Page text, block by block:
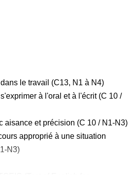
le travail (C13, N1 à N4)
à l'oral et à l'écrit (C 10 /
aisance et précision (C 10 / N1-N3)
approprié à une situation
N3)